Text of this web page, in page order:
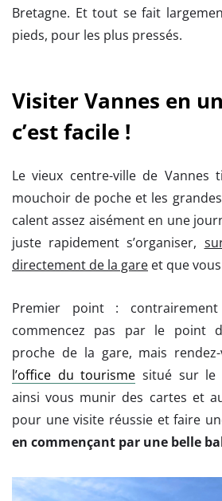
Bretagne. Et tout se fait
pieds, pour les plus pressés.
Visiter Vannes en
c’est facile !
Le vieux centre-ville de Vannes
mouchoir de poche et les
calent assez aisément en une
juste rapidement s’organiser,
directement de la gare et que
Premier point :
commencez pas par le point
proche de la gare, mais
l’office du tourisme situé sur le
ainsi vous munir des cartes et
pour une visite réussie et faire
en commençant par une belle